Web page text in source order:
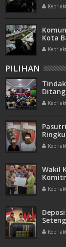
Kota
PILIHAN
Wakil
Bank